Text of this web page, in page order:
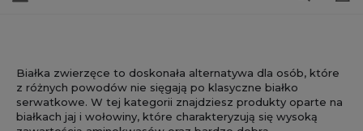
Białka zwierzęce to doskonała alternatywa dla osób, które
z różnych powodów nie sięgają po klasyczne białko
serwatkowe. W tej kategorii znajdziesz produkty oparte na
białkach jaj i wołowiny, które charakteryzują się wysoką